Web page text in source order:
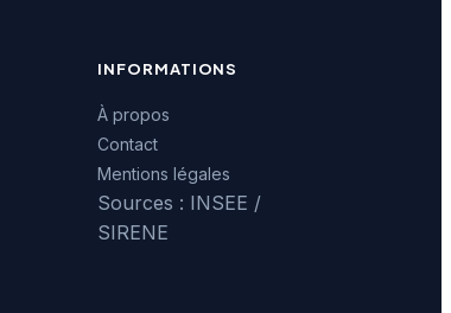
INFORMATIONS
À propos
Contact
Mentions légales
Sources : INSEE /
SIRENE